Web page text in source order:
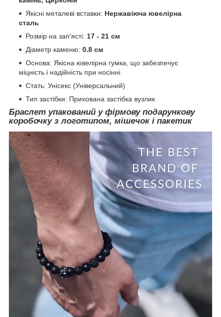
Якісні металеві вставки: Нержавіюча ювелірна
сталь
Розмір на зап'ясті: 17 - 21 см
Діаметр каменю: 0.8 см
Основа: Якісна ювелірна гумка, що забезпечує
міцність і надійність при носінні
Стать: Унісекс (Універсальний)
Тип застібки: Прихована застібка вузлик
Браслет упакований у фірмову подарункову
коробочкуз логотипом, мішечок і пакетик